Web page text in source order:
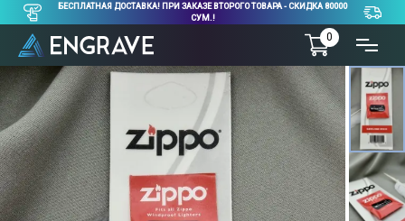
БЕСПЛАТНАЯ ДОСТАВКА! ПРИ ЗАКАЗЕ ВТОРОГО ТОВАРА - СКИДКА 80000
СУМ.!
0